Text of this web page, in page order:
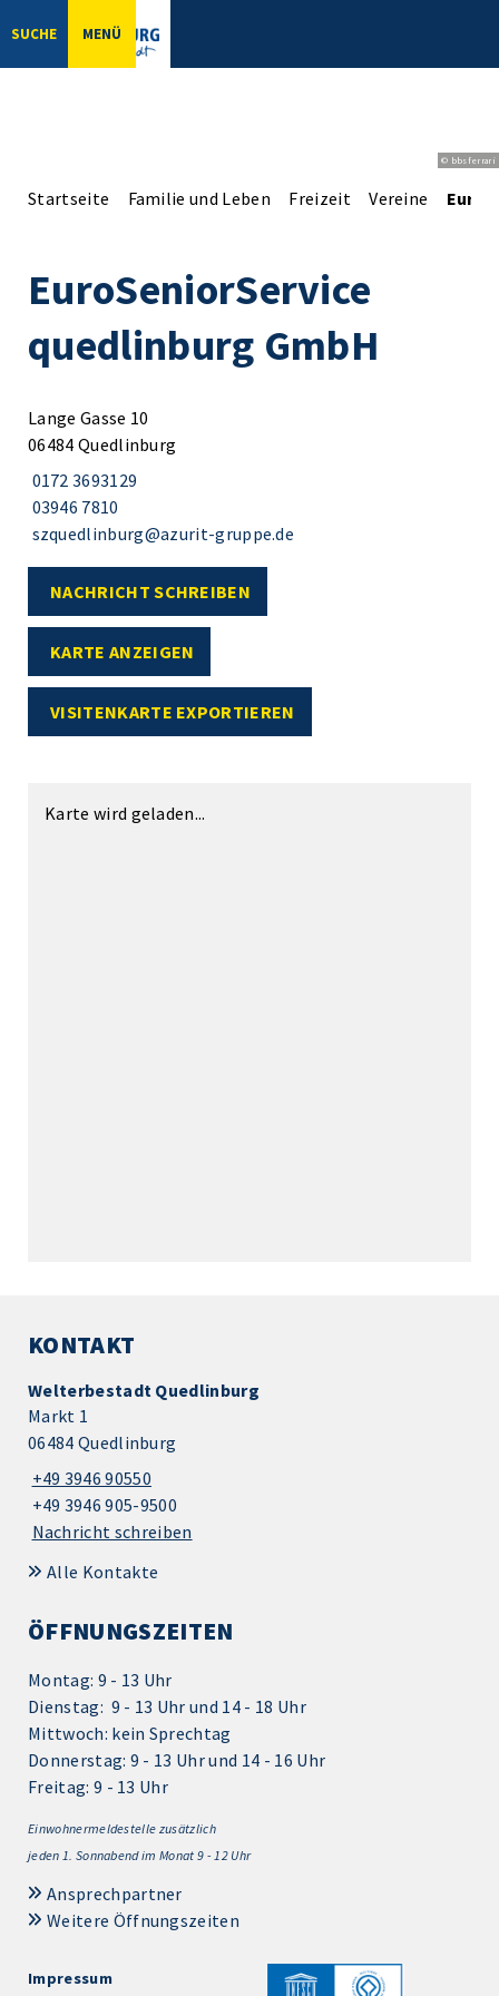
SUCHE MENÜ
© bbsferrari
Startseite Familie und Leben Freizeit Vereine
EuroSeniorService
quedlinburg GmbH
Lange Gasse 10
06484 Quedlinburg
0172 3693129
03946 7810
szquedlinburg@azurit-gruppe.de
NACHRICHT SCHREIBEN
KARTE ANZEIGEN
VISITENKARTE EXPORTIEREN
Karte wird geladen...
KONTAKT
Welterbestadt Quedlinburg
Markt 1
06484 Quedlinburg
+49 3946 90550
+49 3946 905-9500
Nachricht schreiben
Alle Kontakte
ÖFFNUNGSZEITEN
Montag: 9 - 13 Uhr
Dienstag: 9 - 13 Uhr und 14 - 18 Uhr
Mittwoch: kein Sprechtag
Donnerstag: 9 - 13 Uhr und 14 - 16 Uhr
Freitag: 9 - 13 Uhr
Einwohnermeldestelle zusätzlich
jeden 1. Sonnabend im Monat 9 - 12 Uhr
Ansprechpartner
Weitere Öffnungszeiten
Impressum